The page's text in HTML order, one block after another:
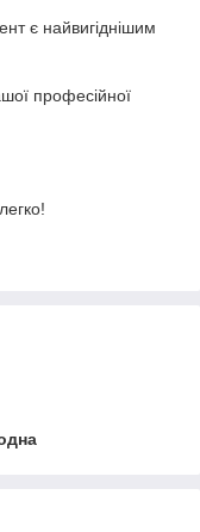
є найвигіднішим
професійної